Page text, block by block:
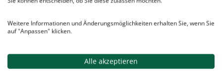
Weitere Informationen und Änderungsmöglichkeiten erhalten Sie, wenn Sie
auf "Anpassen" klicken.
Alle akzeptieren